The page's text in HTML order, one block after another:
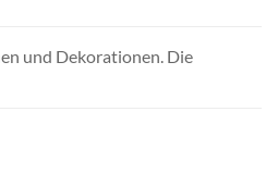
und Dekorationen. Die